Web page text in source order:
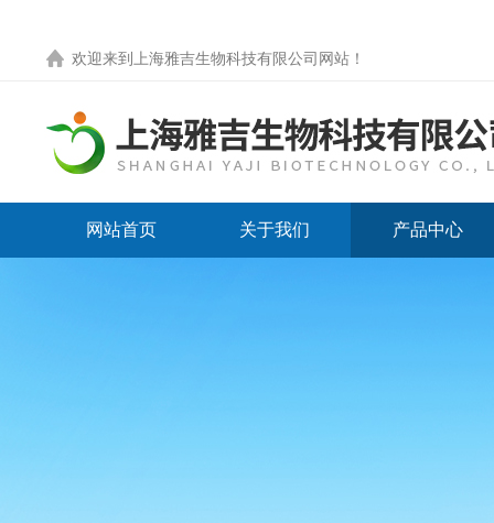
欢迎来到 上海雅吉生物科技有限公司网站 ！
网站首页 关于我们 产品中心